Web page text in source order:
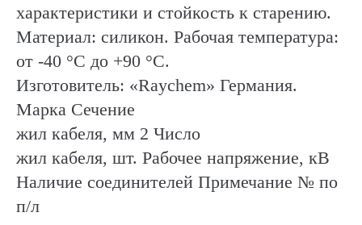
характеристики и стойкость к старению.
Материал: силикон. Рабочая температура:
от -40 °C до +90 °С.
Изготовитель: «Raychem» Германия.
Марка Сечение
жил кабеля, мм 2 Число
жил кабеля, шт. Рабочее напряжение, кВ
Наличие соединителей Примечание № по
п/л